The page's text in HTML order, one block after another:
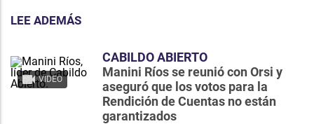
LEE ADEMÁS
VIDEO
CABILDO ABIERTO
Manini Ríos se reunió con Orsi y
aseguró que los votos para la
Rendición de Cuentas no están
garantizados